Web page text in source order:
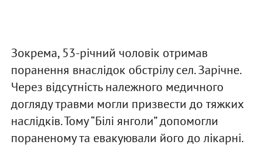
Зокрема, 53-річний чоловік отримав
поранення внаслідок обстрілу сел. Зарічне.
Через відсутність належного медичного
догляду травми могли призвести до тяжких
наслідків. Тому “Білі янголи” допомогли
пораненому та евакуювали його до лікарні.